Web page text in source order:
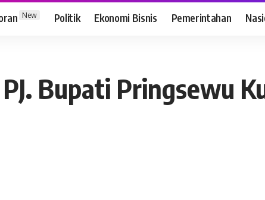
New Politik Ekonomi Bisnis Pemerintahan
Bupati Pringsewu